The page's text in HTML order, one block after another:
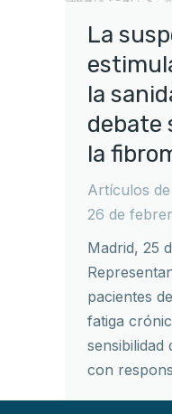
La
la
debate
la
Artículos
26 de
Madrid, 25
pacientes
fatiga
sensibilidad
con